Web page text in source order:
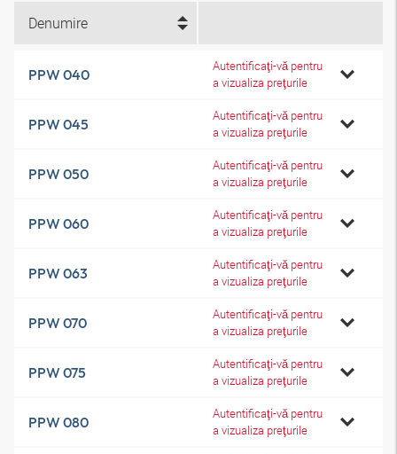
Denumire
PPW 040
Autentificaţi-vă pentru
a vizualiza preţurile
PPW 045
Autentificaţi-vă pentru
a vizualiza preţurile
PPW 050
Autentificaţi-vă pentru
a vizualiza preţurile
PPW 060
Autentificaţi-vă pentru
a vizualiza preţurile
PPW 063
Autentificaţi-vă pentru
a vizualiza preţurile
PPW 070
Autentificaţi-vă pentru
a vizualiza preţurile
PPW 075
Autentificaţi-vă pentru
a vizualiza preţurile
PPW 080
Autentificaţi-vă pentru
a vizualiza preţurile